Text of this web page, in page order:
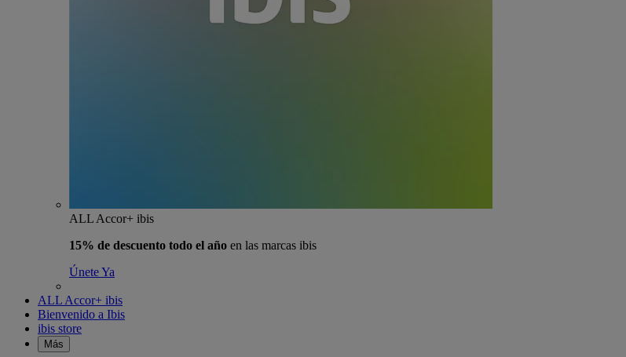
ALL Accor+ ibis
15% de descuento todo el año en las marcas ibis
Únete Ya
ALL Accor+ ibis
Bienvenido a Ibis
ibis store
Más